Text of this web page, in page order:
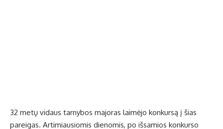
32 metų vidaus tarnybos majoras laimėjo konkursą į šias
pareigas. Artimiausiomis dienomis, po išsamios konkurso